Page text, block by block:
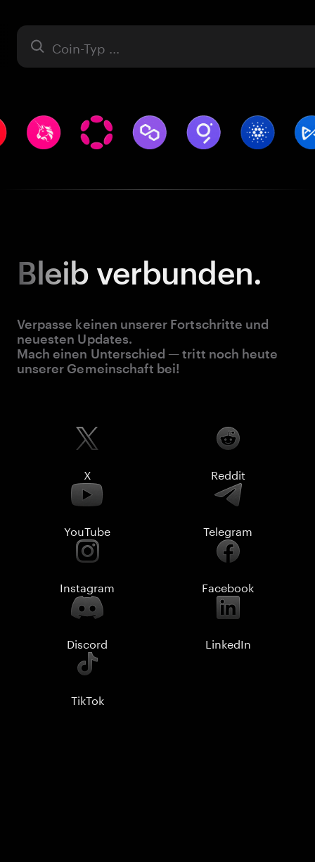
Asset
Bleib verbunden.
Verpasse keinen unserer Fortschritte und
neuesten Updates.
Mach einen Unterschied — tritt noch heute
unserer Gemeinschaft bei!
X Reddit
YouTube Telegram
Instagram Facebook
Discord LinkedIn
TikTok